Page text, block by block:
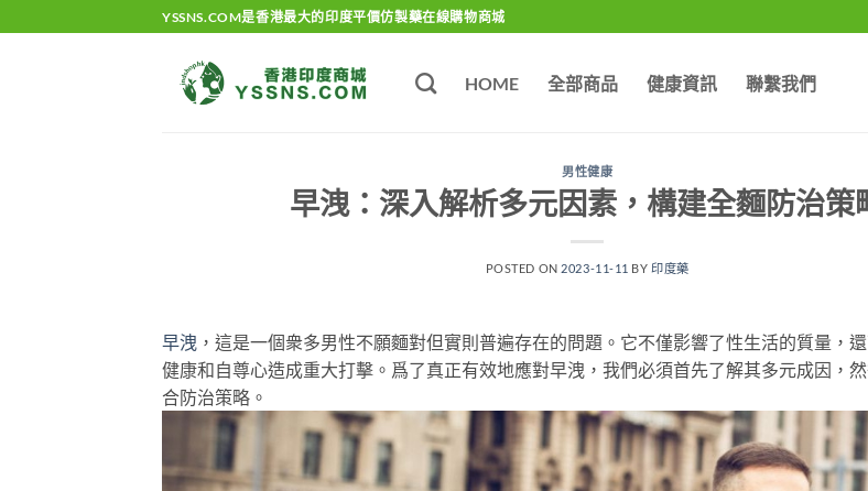
to
YSSNS.COM是香港最大的印度平價仿製藥在線購物商城
HOME 全部商品 健康資訊 聯繫我們
男性健康
早洩：深入解析多元因素，構建全麵防治策
POSTED ON 2023-11-11 BY 印度藥
早洩 ，這是一個衆多男性不願麵對但實則普遍存在的問題。它不僅影響了性生活的質量，
健康和自尊心造成重大打擊。爲了真正有效地應對早洩，我們必須首先了解其多元成因，
合防治策略。